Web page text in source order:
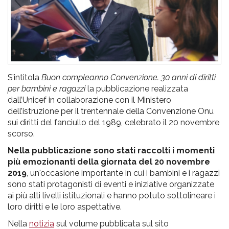
S’intitola Buon compleanno Convenzione. 30 anni di diritti
per bambini e ragazzila pubblicazione realizzata
dall’Unicef in collaborazione con il Ministero
dell’istruzione per il trentennale della Convenzione Onu
sui diritti del fanciullo del 1989, celebrato il 20 novembre
scorso.
Nella pubblicazione sono stati raccolti i momenti
più emozionanti della giornata del 20 novembre
2019 , un'occasione importante in cui i bambini e i ragazzi
sono stati protagonisti di eventi e iniziative organizzate
ai più alti livelli istituzionali e hanno potuto sottolineare i
loro diritti e le loro aspettative.
Nella notizia sul volume pubblicata sul sito